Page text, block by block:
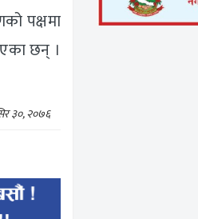
पक्षमा
छन् ।
३०, २०७६